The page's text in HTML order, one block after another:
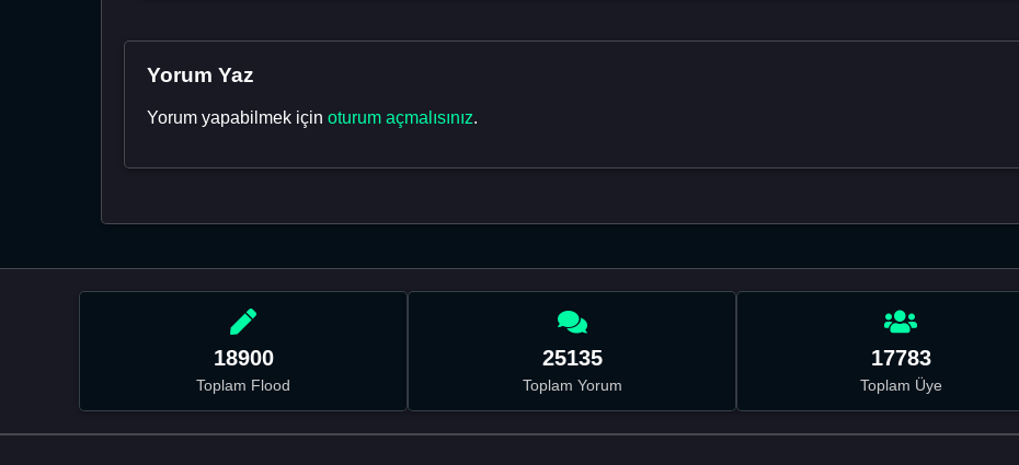
Yorum Yaz
Yorum yapabilmek için oturum açmalısınız.
18900
Toplam Flood
25135
Toplam Yorum
17783
Toplam Üye